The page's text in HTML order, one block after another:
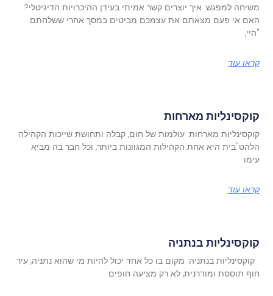
משיחה למפגש: איך יוצרים קשר אמיתי בעידן ההיכרויות הדיגיטלי?
האם אי פעם מצאתם את עצמכם מביטים במסך אחרי ששלחתם
"היי,
קראו עוד
קוקסינליות מארחות
קוקסינליות מארחות: עולמות של חום, קבלה ותחושת שייכות הקהילה
הלהט"בית היא אחת הקהילות המגוונות ביותר, וכל חבר בה מביא
עימו
קראו עוד
קוקסינליות בנתניה
קוקסינליות בנתניה: מקום בו כל אחד יכול להיות מי שהוא נתניה, עיר
חוף תוססת ומודרנית, לא רק מציעה חופים